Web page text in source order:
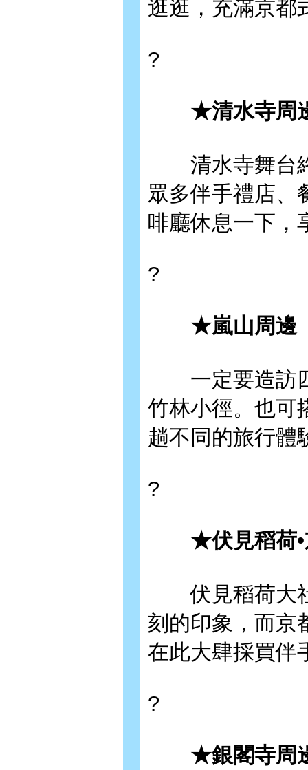
逛逛，充滿京都
?
★清水寺周
清水寺舞台終
眾多伴手禮店、
啡廳休息一下，
?
★嵐山周邊
一定要造訪四
竹林小徑。也可
趟不同的旅行體
?
★伏見稻荷•
伏見稻荷大社
刻的印象，而京
在此大肆採買伴
?
★銀閣寺周